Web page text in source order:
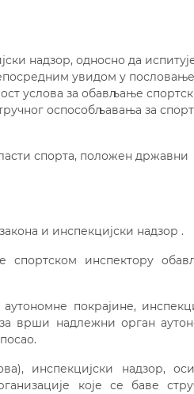
надзор, односно да
увидом у
услова за обављање
оспособљавања за
спорта, положен државни
и инспекцијски надзор .
инспектору
покрајине,
врши надлежни орган
инспекцијски надзор,
које се баве